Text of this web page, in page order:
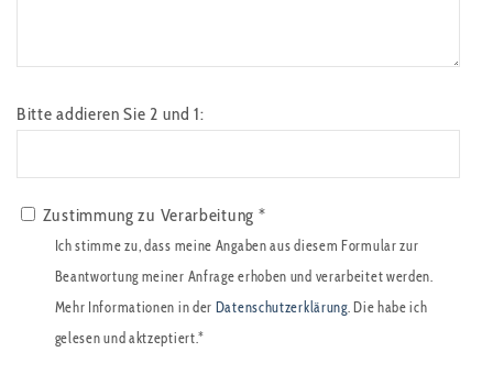
Bitte addieren Sie 2 und 1:
Zustimmung zu Verarbeitung *
Ich stimme zu, dass meine Angaben aus diesem Formular zur
Beantwortung meiner Anfrage erhoben und verarbeitet werden.
Mehr Informationen in der Datenschutzerklärung. Die habe ich
gelesen und aktzeptiert.*